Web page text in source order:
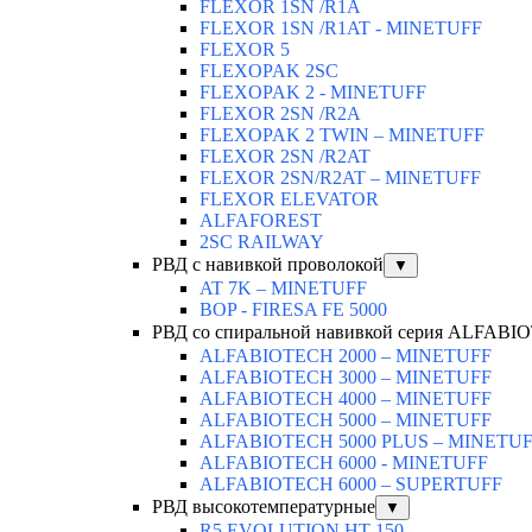
FLEXOR 1SN /R1A
FLEXOR 1SN /R1AT - MINETUFF
FLEXOR 5
FLEXOPAK 2SС
FLEXOPAK 2 - MINETUFF
FLEXOR 2SN /R2A
FLEXOPAK 2 TWIN – MINETUFF
FLEXOR 2SN /R2AT
FLEXOR 2SN/R2AT – MINETUFF
FLEXOR ELEVATOR
ALFAFOREST
2SC RAILWAY
РВД с навивкой проволокой
▼
AT 7K – MINETUFF
BOP - FIRESA FE 5000
РВД со спиральной навивкой серия
ALFABIOTECH 2000 – MINETUFF
ALFABIOTECH 3000 – MINETUFF
ALFABIOTECH 4000 – MINETUFF
ALFABIOTECH 5000 – MINETUFF
ALFABIOTECH 5000 PLUS –
ALFABIOTECH 6000 - MINETUFF
ALFABIOTECH 6000 – SUPERTUFF
РВД высокотемпературные
▼